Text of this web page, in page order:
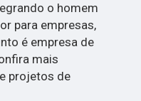
o homem
para empresas,
é empresa de
mais
projetos de